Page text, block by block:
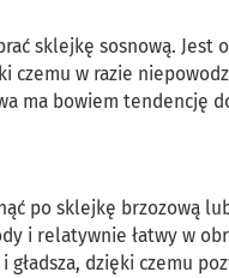
sklejkę sosnową. Jest
w razie
ma bowiem tendencję
po sklejkę brzozową
i relatywnie łatwy w
dzięki czemu